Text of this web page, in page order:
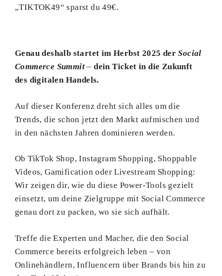
„TIKTOK49“ sparst du 49€.
Genau deshalb startet im Herbst 2025 derSocial
Commerce Summit –dein Ticket in die Zukunft
des digitalen Handels.
Auf dieser Konferenz dreht sich alles um die
Trends, die schon jetzt den Markt aufmischen und
in den nächsten Jahren dominieren werden.
Ob TikTok Shop, Instagram Shopping, Shoppable
Videos, Gamification oder Livestream Shopping:
Wir zeigen dir, wie du diese Power-Tools gezielt
einsetzt, um deine Zielgruppe mit Social Commerce
genau dort zu packen, wo sie sich aufhält.
Treffe die Experten und Macher, die den Social
Commerce bereits erfolgreich leben – von
Onlinehändlern, Influencern über Brands bis hin zu